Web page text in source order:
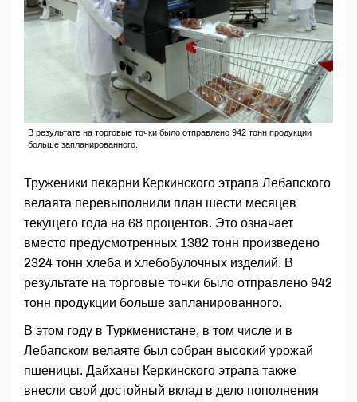
В результате на торговые точки было отправлено 942 тонн продукции
больше запланированного.
Труженики пекарни Керкинского этрапа Лебапского
велаята перевыполнили план шести месяцев
текущего года на 68 процентов. Это означает
вместо предусмотренных 1382 тонн произведено
2324 тонн хлеба и хлебобулочных изделий. В
результате на торговые точки было отправлено 942
тонн продукции больше запланированного.
В этом году в Туркменистане, в том числе и в
Лебапском велаяте был собран высокий урожай
пшеницы. Дайханы Керкинского этрапа также
внесли свой достойный вклад в дело пополнения